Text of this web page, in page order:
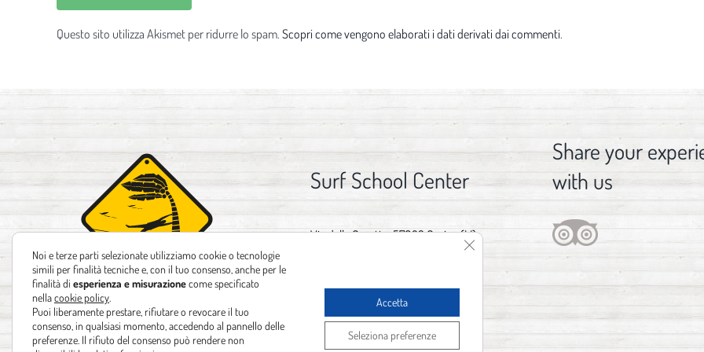
Questo sito utilizza Akismet per ridurre lo spam. Scopri come vengono elaborati i dati derivati dai commenti.
Surf School Center
Via delle Gorette, 57023 Cecina (LI)
Email:info@spot1.it
Share your
with us
Noi e terze parti selezionate utilizziamo cookie o tecnologie
simili per finalità tecniche e, con il tuo consenso, anche per le
finalità di esperienza e misurazionecome specificato
nellacookie policy
Puoi liberamente prestare, rifiutare o revocare il tuo
consenso, in qualsiasi momento, accedendo al pannello delle
preferenze. Il rifiuto del consenso può rendere non
Accetta
Seleziona preferenze
Close GDPR Cookie Banner